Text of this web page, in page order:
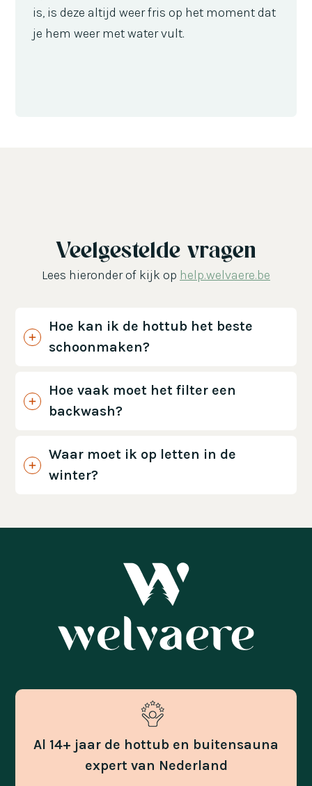
is, is deze altijd weer fris op het moment dat
je hem weer met water vult.
Veelgestelde vragen
Lees hieronder of kijk op help.welvaere.be
Hoe kan ik de hottub het beste
schoonmaken?
Hoe vaak moet het filter een
backwash?
Waar moet ik op letten in de
winter?
Al 14+ jaar de hottub en buitensauna
expert van Nederland